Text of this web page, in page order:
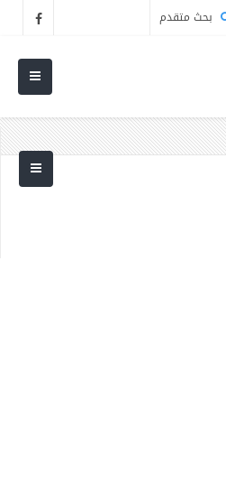
بحث متقدم